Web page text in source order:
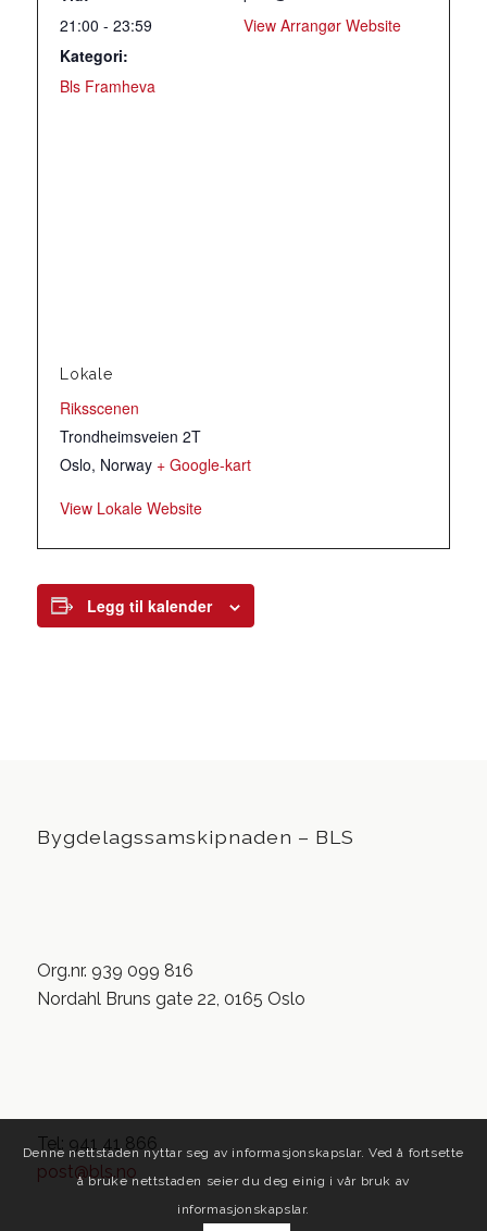
21:00 - 23:59
Kategori:
Bls Framheva
View Arrangør Website
Lokale
Riksscenen
Trondheimsveien 2T
Oslo, Norway + Google-kart
View Lokale Website
Legg til kalender
Bygdelagssamskipnaden – BLS
Org.nr. 939 099 816
Nordahl Bruns gate 22, 0165 Oslo
Tel: 941 41 866
post@bls.no
Denne nettstaden nyttar seg av informasjonskapslar. Ved å fortsette
å bruke nettstaden seier du deg einig i vår bruk av
informasjonskapslar.